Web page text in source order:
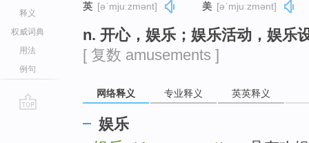
释义
权威词典
用法
例句
英 [əˈmjuːzmənt] 美 [əˈmjuːzmənt]
n. 开心，娱乐；娱乐活动，娱乐
[ 复数 amusements ]
网络释义 专业释义 英英释义
娱乐